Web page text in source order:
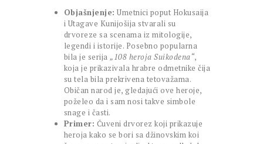
Objašnjenje: Umetnici poput Hokusaija
i Utagave Kunijošija stvarali su
drvoreze sa scenama iz mitologije,
legendi i istorije. Posebno popularna
bila je serija „108 heroja Suikodena“,
koja je prikazivala hrabre odmetnike čija
su tela bila prekrivena tetovažama.
Običan narod je, gledajući ove heroje,
poželeo da i sam nosi takve simbole
snage i časti.
Primer: Čuveni drvorez koji prikazuje
heroja kako se bori sa džinovskim koi